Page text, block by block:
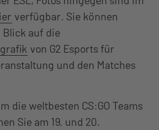
verfügbar. Sie können
auf die
von G2 Esports für
und den Matches
die weltbesten CS:GO Teams
Sie am 19. und 20.